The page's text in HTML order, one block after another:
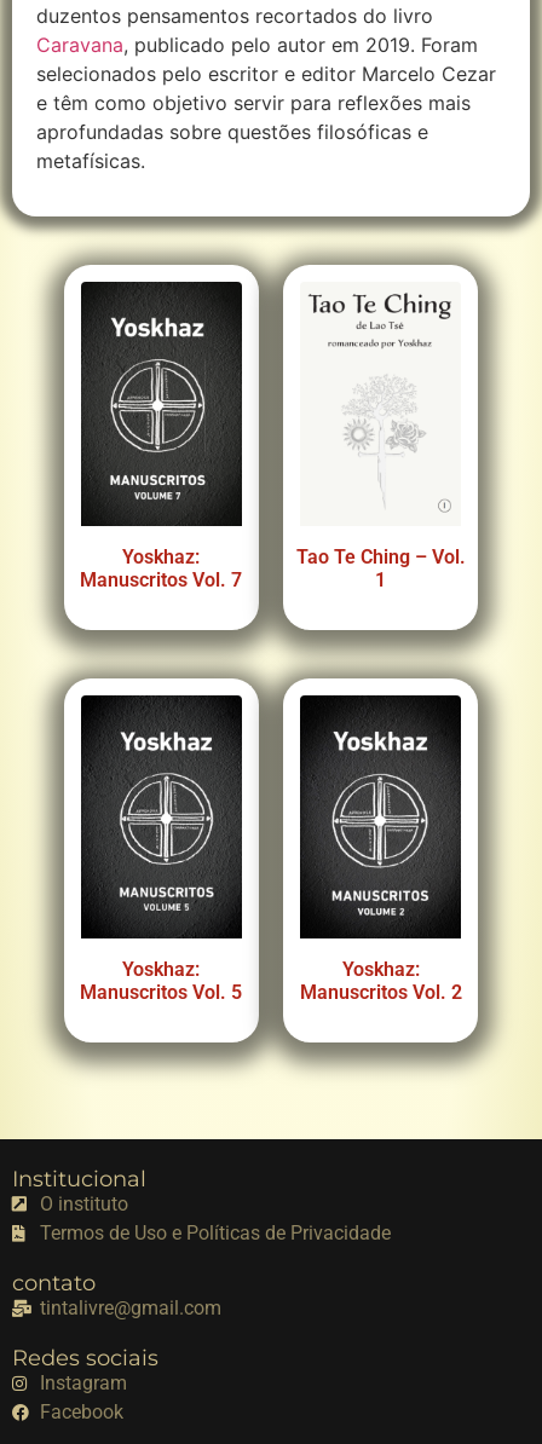
duzentos pensamentos recortados do livro
Caravana, publicado pelo autor em 2019. Foram
selecionados pelo escritor e editor Marcelo Cezar
e têm como objetivo servir para reflexões mais
aprofundadas sobre questões filosóficas e
metafísicas.
Yoskhaz:
Manuscritos Vol. 7
Tao Te Ching – Vol.
1
Yoskhaz:
Manuscritos Vol. 5
Yoskhaz:
Manuscritos Vol. 2
Institucional
O instituto
Termos de Uso e Políticas de Privacidade
contato
tintalivre@gmail.com
Redes sociais
Instagram
Facebook